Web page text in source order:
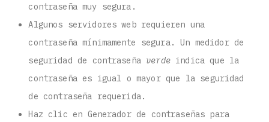
contraseña muy segura.
Algunos servidores web requieren una
contraseña mínimamente segura. Un medidor de
seguridad de contraseña verdeindica que la
contraseña es igual o mayor que la seguridad
de contraseña requerida.
Haz clic en Generador de contraseñas para